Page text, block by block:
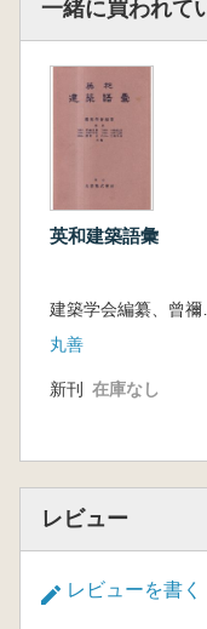
一緒に買われて
英和建築語彙
建築
丸善
新刊 在庫なし
レビュー
レビューを書く